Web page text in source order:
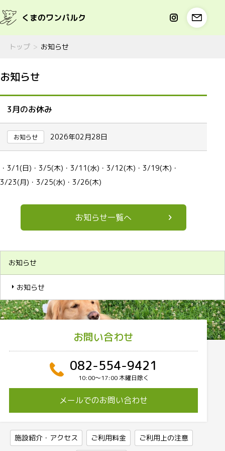
くまのワンパルク
トップ お知らせ
お知らせ
3月のお休み
お知らせ 2026年02月28日
・3/1(日)・3/5(木)・3/11(水)・3/12(木)・3/19(木)・
3/23(月)・3/25(水)・3/26(木)
お知らせ一覧へ
お知らせ
お知らせ
お問い合わせ
082-554-9421
10:00〜17:00 木曜日除く
メールでのお問い合わせ
施設紹介・アクセス ご利用料金 ご利用上の注意